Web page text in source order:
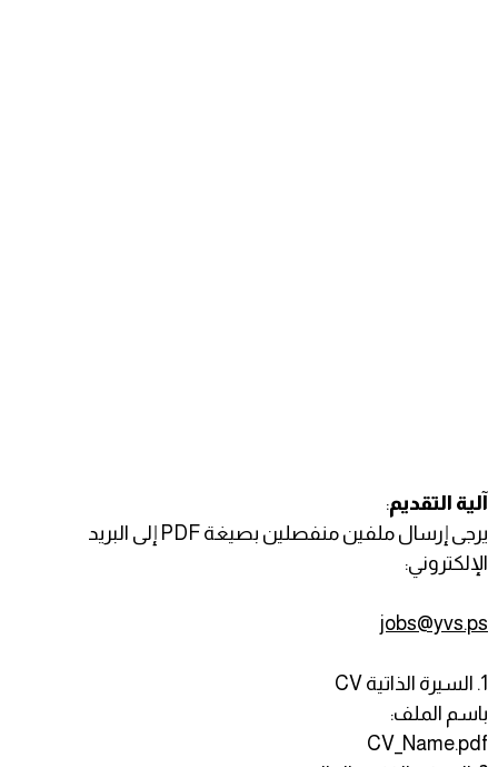
آلية التقديم:
يرجى إرسال ملفين منفصلين بصيغة PDF إلى البريد
الإلكتروني:
jobs@yvs.ps
1. السيرة الذاتية CV
باسم الملف:
CV_Name.pdf